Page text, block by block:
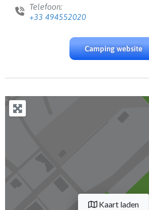
Telefoon:
+33 494552020
Camping website
Kaart laden